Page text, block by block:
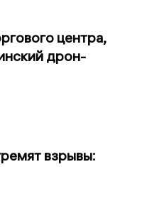
центра,
дрон-
взрывы: